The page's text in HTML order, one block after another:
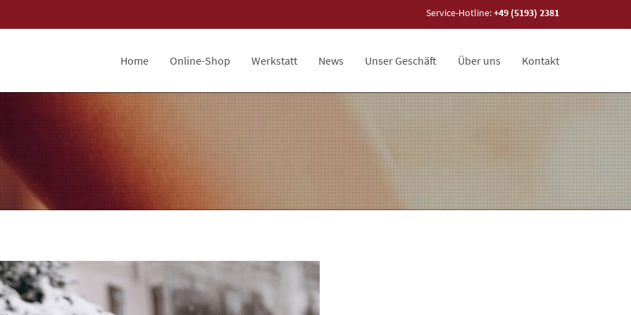
Service-Hotline:+49 (5193) 2381
Home Online-Shop Werkstatt News Unser Geschäft Über uns Kontakt